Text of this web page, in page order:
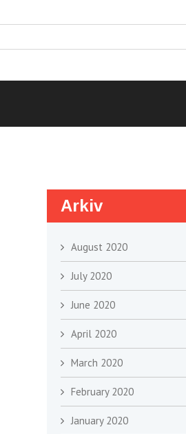
Arkiv
August 2020
July 2020
June 2020
April 2020
March 2020
February 2020
January 2020